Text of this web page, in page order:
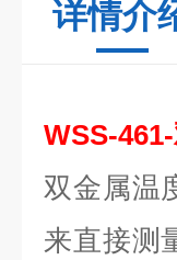
详情介
WSS-
双金属温
来直接测